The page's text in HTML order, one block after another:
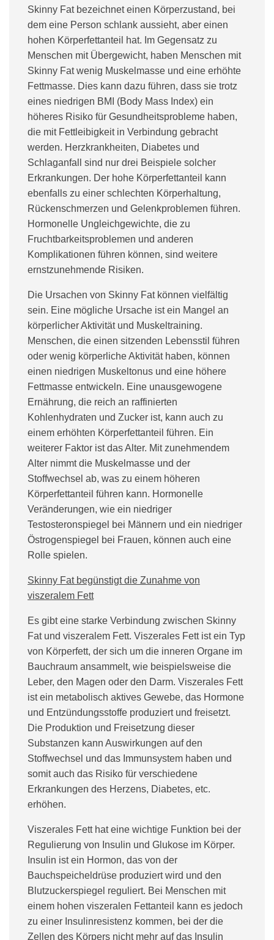
Skinny Fat bezeichnet einen Körperzustand, bei
dem eine Person schlank aussieht, aber einen
hohen Körperfettanteil hat. Im Gegensatz zu
Menschen mit Übergewicht, haben Menschen mit
Skinny Fat wenig Muskelmasse und eine erhöhte
Fettmasse. Dies kann dazu führen, dass sie trotz
eines niedrigen BMI (Body Mass Index) ein
höheres Risiko für Gesundheitsprobleme haben,
die mit Fettleibigkeit in Verbindung gebracht
werden. Herzkrankheiten, Diabetes und
Schlaganfall sind nur drei Beispiele solcher
Erkrankungen. Der hohe Körperfettanteil kann
ebenfalls zu einer schlechten Körperhaltung,
Rückenschmerzen und Gelenkproblemen führen.
Hormonelle Ungleichgewichte, die zu
Fruchtbarkeitsproblemen und anderen
Komplikationen führen können, sind weitere
ernstzunehmende Risiken.
Die Ursachen von Skinny Fat können vielfältig
sein. Eine mögliche Ursache ist ein Mangel an
körperlicher Aktivität und Muskeltraining.
Menschen, die einen sitzenden Lebensstil führen
oder wenig körperliche Aktivität haben, können
einen niedrigen Muskeltonus und eine höhere
Fettmasse entwickeln. Eine unausgewogene
Ernährung, die reich an raffinierten
Kohlenhydraten und Zucker ist, kann auch zu
einem erhöhten Körperfettanteil führen. Ein
weiterer Faktor ist das Alter. Mit zunehmendem
Alter nimmt die Muskelmasse und der
Stoffwechsel ab, was zu einem höheren
Körperfettanteil führen kann. Hormonelle
Veränderungen, wie ein niedriger
Testosteronspiegel bei Männern und ein niedriger
Östrogenspiegel bei Frauen, können auch eine
Rolle spielen.
Skinny Fat begünstigt die Zunahme von
viszeralem Fett
Es gibt eine starke Verbindung zwischen Skinny
Fat und viszeralem Fett. Viszerales Fett ist ein Typ
von Körperfett, der sich um die inneren Organe im
Bauchraum ansammelt, wie beispielsweise die
Leber, den Magen oder den Darm. Viszerales Fett
ist ein metabolisch aktives Gewebe, das Hormone
und Entzündungsstoffe produziert und freisetzt.
Die Produktion und Freisetzung dieser
Substanzen kann Auswirkungen auf den
Stoffwechsel und das Immunsystem haben und
somit auch das Risiko für verschiedene
Erkrankungen des Herzens, Diabetes, etc.
erhöhen.
Viszerales Fett hat eine wichtige Funktion bei der
Regulierung von Insulin und Glukose im Körper.
Insulin ist ein Hormon, das von der
Bauchspeicheldrüse produziert wird und den
Blutzuckerspiegel reguliert. Bei Menschen mit
einem hohen viszeralen Fettanteil kann es jedoch
zu einer Insulinresistenz kommen, bei der die
Zellen des Körpers nicht mehr auf das Insulin